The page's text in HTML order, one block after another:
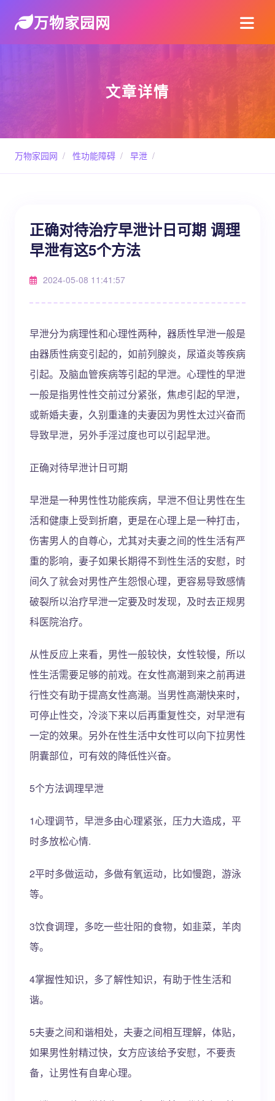
万物家园网
文章详情
万物家园网 / 性功能障碍 / 早泄 /
正确对待治疗早泄计日可期 调理
早泄有这5个方法
2024-05-08 11:41:57
早泄分为病理性和心理性两种，器质性早泄一般是
由器质性病变引起的，如前列腺炎，尿道炎等疾病
引起。及脑血管疾病等引起的早泄。心理性的早泄
一般是指男性性交前过分紧张，焦虑引起的早泄，
或新婚夫妻，久别重逢的夫妻因为男性太过兴奋而
导致早泄，另外手淫过度也可以引起早泄。
正确对待早泄计日可期
早泄是一种男性性功能疾病，早泄不但让男性在生
活和健康上受到折磨，更是在心理上是一种打击，
伤害男人的自尊心，尤其对夫妻之间的性生活有严
重的影响，妻子如果长期得不到性生活的安慰，时
间久了就会对男性产生怨恨心理，更容易导致感情
破裂所以治疗早泄一定要及时发现，及时去正规男
科医院治疗。
从性反应上来看，男性一般较快，女性较慢，所以
性生活需要足够的前戏。在女性高潮到来之前再进
行性交有助于提高女性高潮。当男性高潮快来时，
可停止性交，冷淡下来以后再重复性交，对早泄有
一定的效果。另外在性生活中女性可以向下拉男性
阴囊部位，可有效的降低性兴奋。
5个方法调理早泄
1心理调节，早泄多由心理紧张，压力大造成，平
时多放松心情.
2平时多做运动，多做有氧运动，比如慢跑，游泳
等。
3饮食调理，多吃一些壮阳的食物，如韭菜，羊肉
等。
4掌握性知识，多了解性知识，有助于性生活和
谐。
5夫妻之间和谐相处，夫妻之间相互理解，体贴，
如果男性射精过快，女方应该给予安慰，不要责
备，让男性有自卑心理。